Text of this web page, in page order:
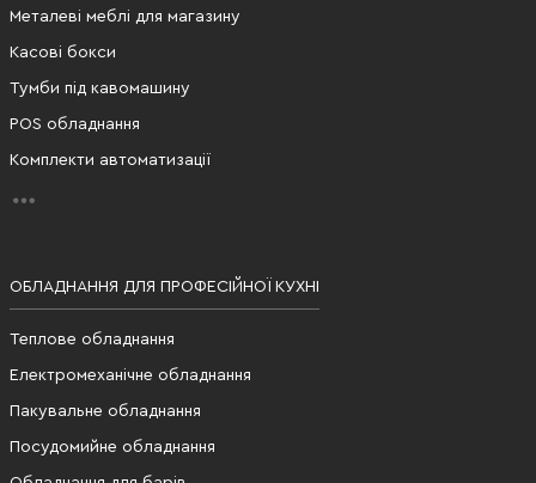
Металеві меблі для магазину
Касові бокси
Тумби під кавомашину
POS обладнання
Комплекти автоматизації
ОБЛАДНАННЯ ДЛЯ ПРОФЕСІЙНОЇ КУХНІ
Теплове обладнання
Електромеханічне обладнання
Пакувальне обладнання
Посудомийне обладнання